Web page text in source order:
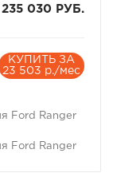
235 030 РУБ.
КУПИТЬ ЗА
23 503 р./мес
Ford Ranger
Ford Ranger